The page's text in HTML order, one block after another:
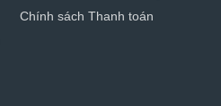
Chính sách Thanh toán